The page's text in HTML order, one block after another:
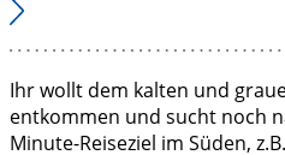
Ihr wollt dem kalten und
entkommen und sucht noch
Minute-Reiseziel im Süden,